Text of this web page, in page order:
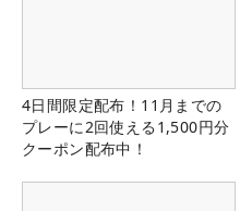
4日間限定配布！11月までの
プレーに2回使える1,500円分
クーポン配布中！